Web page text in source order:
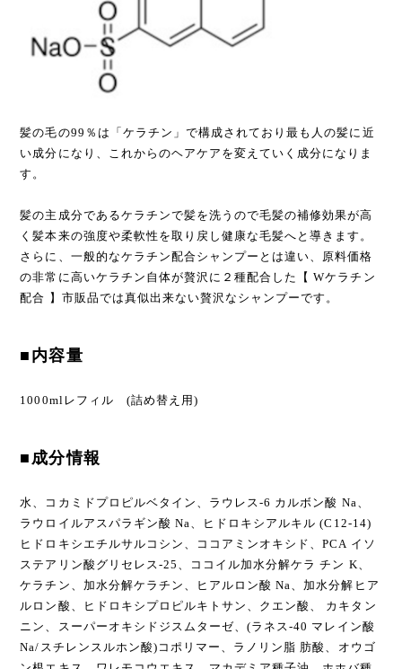
髪の毛の99％は「ケラチン」で構成されており最も人の髪に近
い成分になり、これからのヘアケアを変えていく成分になりま
す。
髪の主成分であるケラチンで髪を洗うので毛髪の補修効果が高
く髪本来の強度や柔軟性を取り戻し健康な毛髪へと導きます。
さらに、一般的なケラチン配合シャンプーとは違い、原料価格
の非常に高いケラチン自体が贅沢に２種配合した【 Wケラチン
配合 】市販品では真似出来ない贅沢なシャンプーです。
■内容量
1000mlレフィル (詰め替え用)
■成分情報
水、コカミドプロピルベタイン、ラウレス-6 カルボン酸 Na、
ラウロイルアスパラギン酸 Na、ヒドロキシアルキル (C12-14)
ヒドロキシエチルサルコシン、ココアミンオキシド、PCA イソ
ステアリン酸グリセレス-25、ココイル加水分解ケラ チン K、
ケラチン、加水分解ケラチン、ヒアルロン酸 Na、加水分解ヒア
ルロン酸、ヒドロキシプロピルキトサン、クエン酸、 カキタン
ニン、スーパーオキシドジスムターゼ、(ラネス-40 マレイン酸
Na/スチレンスルホン酸)コポリマー、ラノリン脂 肪酸、オウゴ